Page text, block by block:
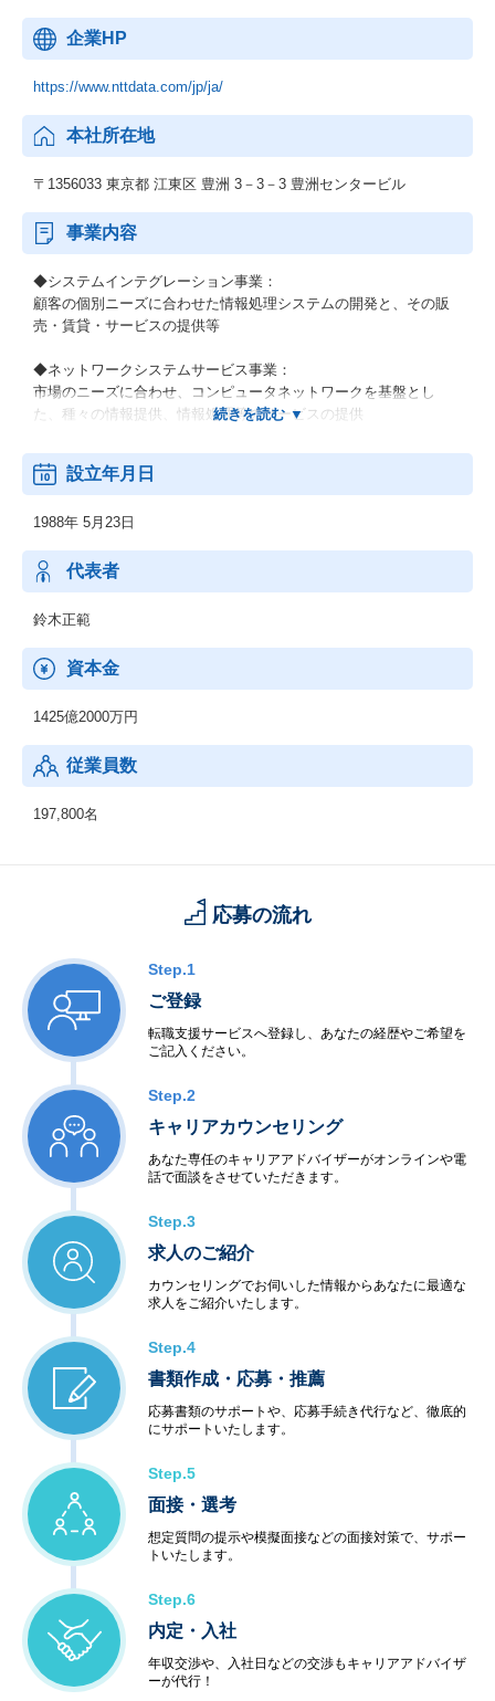
企業HP
https://www.nttdata.com/jp/ja/
本社所在地
〒1356033 東京都 江東区 豊洲 3－3－3 豊洲センタービル
事業内容
◆システムインテグレーション事業：
顧客の個別ニーズに合わせた情報処理システムの開発と、その販
売・賃貸・サービスの提供等
◆ネットワークシステムサービス事業：
市場のニーズに合わせ、コンピュータネットワークを基盤とし
た、種々の情報提供、情報処理等のサービスの提供
◆その他の事業：
顧客の経営上の問題点に係わる調査・分析、情報処理システムの
設立年月日
1988年 5月23日
代表者
鈴木正範
資本金
1425億2000万円
従業員数
197,800名
応募の流れ
Step.1
ご登録
転職支援サービスへ登録し、あなたの経歴やご希望を
ご記入ください。
Step.2
キャリアカウンセリング
あなた専任のキャリアアドバイザーがオンラインや電
話で面談をさせていただきます。
Step.3
求人のご紹介
カウンセリングでお伺いした情報からあなたに最適な
求人をご紹介いたします。
Step.4
書類作成・応募・推薦
応募書類のサポートや、応募手続き代行など、徹底的
にサポートいたします。
Step.5
面接・選考
想定質問の提示や模擬面接などの面接対策で、サポー
トいたします。
Step.6
内定・入社
年収交渉や、入社日などの交渉もキャリアアドバイザ
ーが代行！